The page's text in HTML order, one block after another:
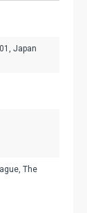
Japan
The